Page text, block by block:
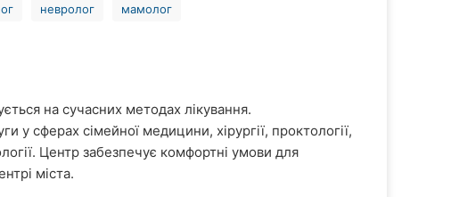
невролог мамолог
на сучасних методах лікування.
у сферах сімейної медицини, хірургії, проктології,
Центр забезпечує комфортні умови для
міста.